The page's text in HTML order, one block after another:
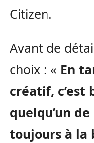
Citizen.
Avant de
choix : « En
créatif, c’est
quelqu’un
toujours à la